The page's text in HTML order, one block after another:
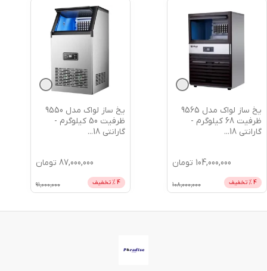
یخ ساز لواک مدل 9550
ظرفیت 50 کیلوگرم -
گارانتی 18
87,000,000 تومان
4% تخفیف 91,000,000
یخ ساز لواک مدل 9540
ظرفیت 40 کیلوگرم -
گارانتی 18
73,000,000 تومان
5% تخفیف 77,000,000